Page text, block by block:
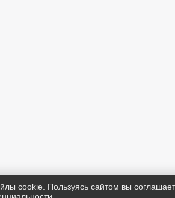
cookie. Пользуясь сайтом вы